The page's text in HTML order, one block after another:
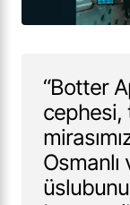
“Botter
cephesi,